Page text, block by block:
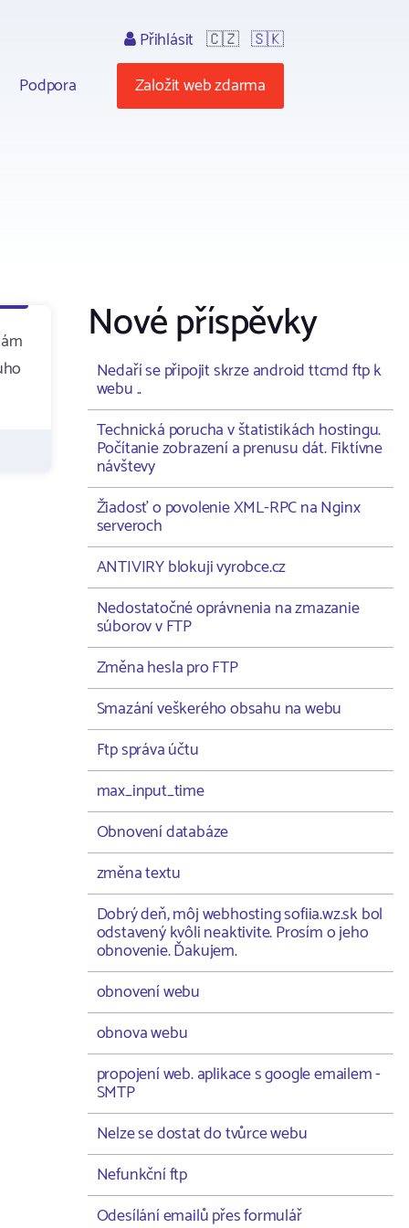
Podpora
Přihlásit 🇨🇿 🇸🇰
Založit web zdarma
Nové příspěvky
Nedaří se připojit skrze android ttcmd ftp k
webu ..
Technická porucha v štatistikách hostingu.
Počítanie zobrazení a prenusu dát. Fiktívne
návštevy
Žiadosť o povolenie XML-RPC na Nginx
serveroch
ANTIVIRY blokuji vyrobce.cz
Nedostatočné oprávnenia na zmazanie
súborov v FTP
Změna hesla pro FTP
Smazání veškerého obsahu na webu
Ftp správa účtu
max_input_time
Obnovení databáze
změna textu
Dobrý deň, môj webhosting sofiia.wz.sk bol
odstavený kvôli neaktivite. Prosím o jeho
obnovenie. Ďakujem.
obnovení webu
obnova webu
propojení web. aplikace s google emailem -
SMTP
Nelze se dostat do tvůrce webu
Nefunkční ftp
Odesílání emailů přes formulář